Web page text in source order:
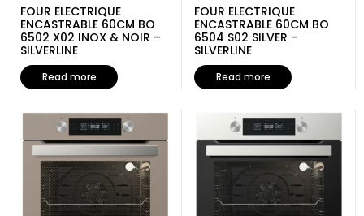
FOUR ELECTRIQUE
ENCASTRABLE 60CM BO
6502 X02 INOX & NOIR –
SILVERLINE
Read more
FOUR ELECTRIQUE
ENCASTRABLE 60CM BO
6504 S02 SILVER –
SILVERLINE
Read more